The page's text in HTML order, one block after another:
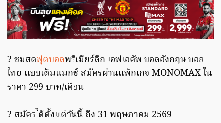
? ชมสดฟุตบอลพรีเมียร์ลีก เอฟเอคัพ บอลอังกฤษ บอล
ไทย แบบเต็มแมกซ์ สมัครผ่านแพ็กเกจ MONOMAX ใน
ราคา 299 บาท/เดือน
? สมัครได้ตั้งแต่วันนี้ ถึง 31 พฤษภาคม 2569